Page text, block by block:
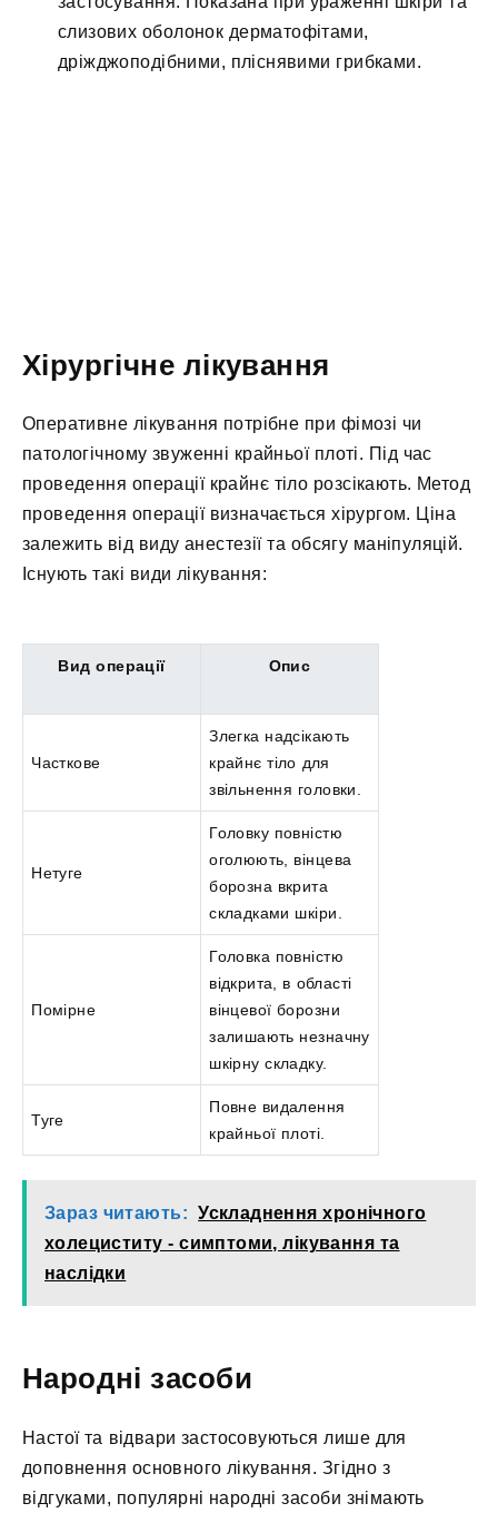
слизових оболонок дерматофітами,
дріжджоподібними, пліснявими грибками.
Хірургічне лікування
Оперативне лікування потрібне при фімозі чи
патологічному звуженні крайньої плоті. Під час
проведення операції крайнє тіло розсікають. Метод
проведення операції визначається хірургом. Ціна
залежить від виду анестезії та обсягу маніпуляцій.
Існують такі види лікування:
Вид операції Опис
Часткове
Злегка надсікають
крайнє тіло для
звільнення головки.
Нетуге
Головку повністю
оголюють, вінцева
борозна вкрита
складками шкіри.
Помірне
Головка повністю
відкрита, в області
вінцевої борозни
залишають незначну
шкірну складку.
Туге
Повне видалення
крайньої плоті.
Зараз читають: Ускладнення хронічного
холециститу - симптоми, лікування та
наслідки
Народні засоби
Настої та відвари застосовуються лише для
доповнення основного лікування. Згідно з
відгуками, популярні народні засоби знімають